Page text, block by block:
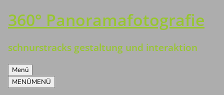
Zum
Inhalt
360° Panoramafotografie
schnurstracks gestaltung und interaktion
Menü
MENÜMENÜ